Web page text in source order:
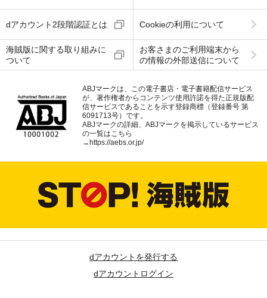
dアカウント2段階認証とは Cookieの利用について
海賊版に関する取り組みに
ついて
お客さまのご利用端末から
の情報の外部送信について
ABJマークは、この電子書店・電子書籍配信サービス
が、著作権者からコンテンツ使用許諾を得た正規版配
信サービスであることを示す登録商標（登録番号 第
6091713号）です。
ABJマークの詳細、ABJマークを掲示しているサービス
の一覧はこちら
→ https://aebs.or.jp/
dアカウントを発行する
dアカウントログイン